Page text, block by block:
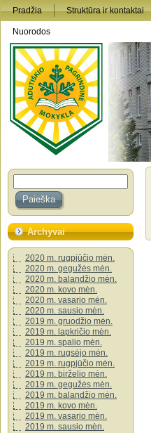
Pradžia Struktūra ir kontaktai
Nuorodos
Archyvai
2020 m. rugpjūčio mėn.
2020 m. gegužės mėn.
2020 m. balandžio mėn.
2020 m. kovo mėn.
2020 m. vasario mėn.
2020 m. sausio mėn.
2019 m. gruodžio mėn.
2019 m. lapkričio mėn.
2019 m. spalio mėn.
2019 m. rugsėjo mėn.
2019 m. rugpjūčio mėn.
2019 m. birželio mėn.
2019 m. gegužės mėn.
2019 m. balandžio mėn.
2019 m. kovo mėn.
2019 m. vasario mėn.
2019 m. sausio mėn.